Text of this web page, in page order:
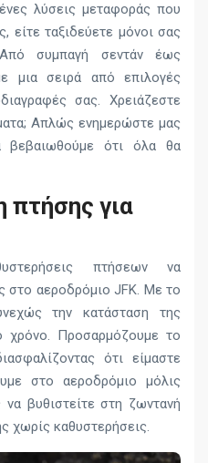
λύσεις μεταφοράς που
είτε ταξιδεύετε μόνοι σας
συμπαγή σεντάν έως
μια σειρά από επιλογές
σας. Χρειάζεστε
Απλώς ενημερώστε μας
ότι όλα θα
για
πτήσεων να
στο αεροδρόμιο JFK. Με το
την κατάσταση της
χρόνο. Προσαρμόζουμε το
ότι είμαστε
στο αεροδρόμιο μόλις
να βυθιστείτε στη ζωντανή
χωρίς καθυστερήσεις.